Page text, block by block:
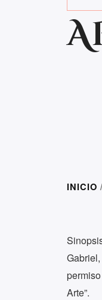
INICIO /
Arte”.